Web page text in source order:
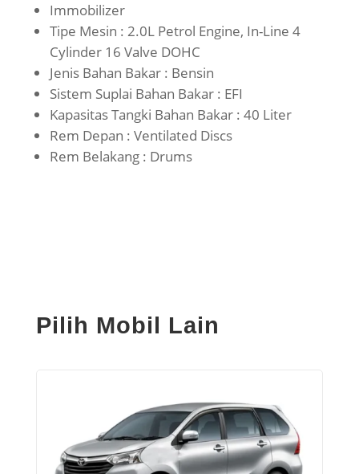
Immobilizer
Tipe Mesin : 2.0L Petrol Engine, In-Line 4
Cylinder 16 Valve DOHC
Jenis Bahan Bakar : Bensin
Sistem Suplai Bahan Bakar : EFI
Kapasitas Tangki Bahan Bakar : 40 Liter
Rem Depan : Ventilated Discs
Rem Belakang : Drums
Pilih Mobil Lain